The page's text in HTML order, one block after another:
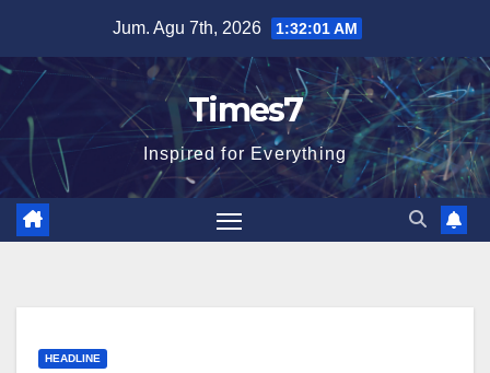
content
Jum. Agu 7th, 2026 1:32:02 AM
Times7
Inspired for Everything
HEADLINE